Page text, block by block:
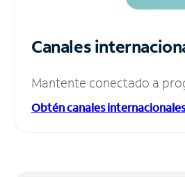
Canales
Mantente conectado a
Obtén canales internacionales